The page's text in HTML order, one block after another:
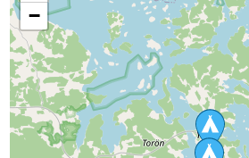
−